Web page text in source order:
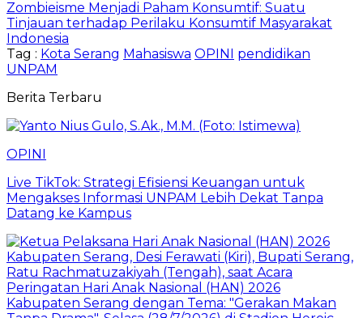
Zombieisme Menjadi Paham Konsumtif: Suatu
Tinjauan terhadap Perilaku Konsumtif Masyarakat
Indonesia
Tag : Kota Serang Mahasiswa OPINI pendidikan
UNPAM
Berita Terbaru
OPINI
Live TikTok: Strategi Efisiensi Keuangan untuk
Mengakses Informasi UNPAM Lebih Dekat Tanpa
Datang ke Kampus